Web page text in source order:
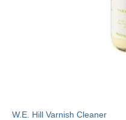
W.E. Hill Varnish Cleaner